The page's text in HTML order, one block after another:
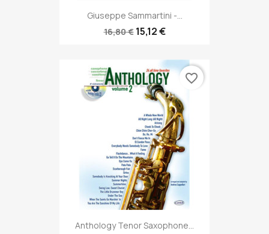
Giuseppe Sammartini -...
16,80 € 15,12 €
Anthology Tenor Saxophone...
favorite_border